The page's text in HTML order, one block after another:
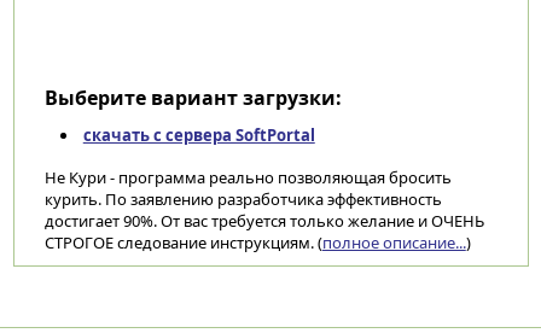
Выберите вариант загрузки:
скачать с сервера SoftPortal
Не Кури - программа реально позволяющая бросить
курить. По заявлению разработчика эффективность
достигает 90%. От вас требуется только желание и ОЧЕНЬ
СТРОГОЕ следование инструкциям. (полное описание...)